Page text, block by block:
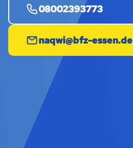
08002393773
naqwi@bfz-essen.de